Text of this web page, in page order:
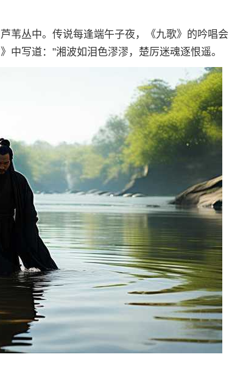
苇丛中。传说每逢端午子夜，《九歌》的吟唱会
中写道："湘波如泪色漻漻，楚厉迷魂逐恨遥。